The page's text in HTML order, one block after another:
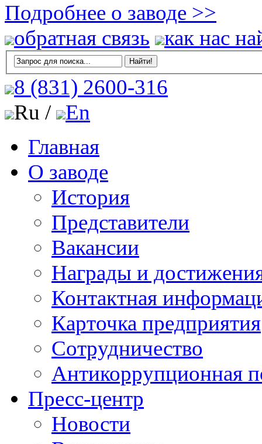
Подробнее о заводе >>
обратная связь
как нас
8 (831) 2600-316
Ru /
En
Главная
О заводе
История
Представители
Вакансии
Награды и
Контактная
Карточка предприятия
Сотрудничество
Антикоррупционная
Пресс-центр
Новости